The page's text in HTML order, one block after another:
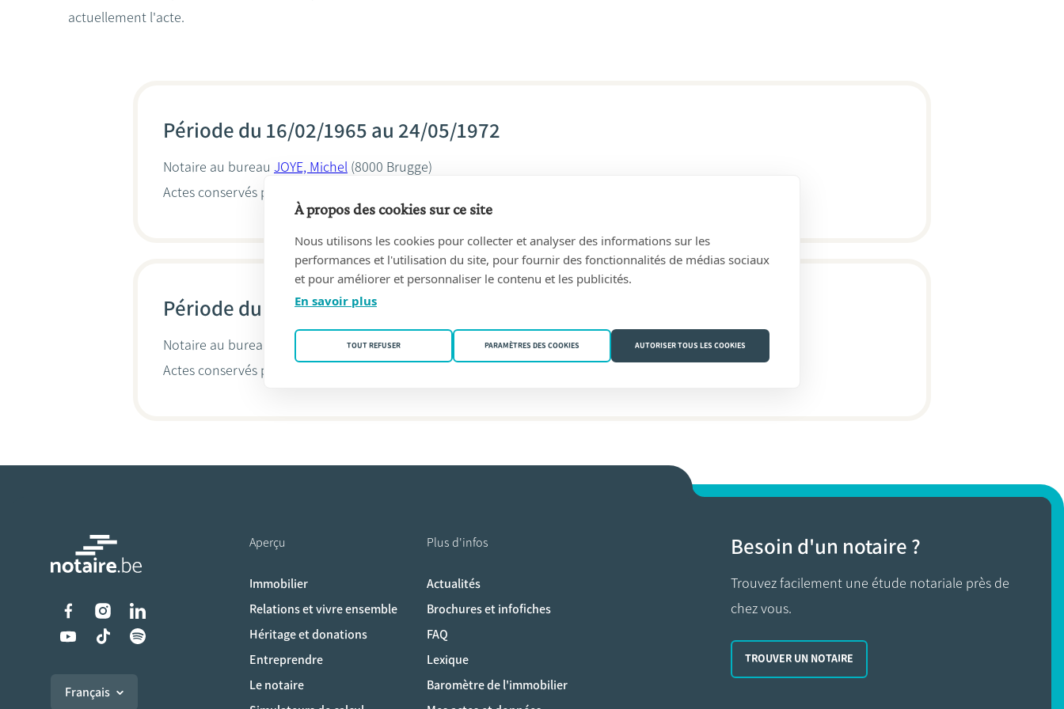
actuellement l'acte.
Période du 16/02/1965 au 24/05/1972
Notaire au bureau JOYE, Michel (8000 Brugge)
Actes conservés par
Période du 21/04/1961 au 15/02/1965
Notaire au bureau JOYE, Michel(9120 Beveren-Waas)
Actes conservés par
Liens vers les réseaux sociaux
Français
Aperçu
Immobilier
Relations et vivre ensemble
Héritage et donations
Entreprendre
Le notaire
Plus d'infos
Actualités
Brochures et infofiches
FAQ
Lexique
Baromètre de l'immobilier
Besoin d'un notaire ?
Trouvez facilement une étude notariale près de
chez vous.
TROUVER UN NOTAIRE
À propos des cookies sur ce site
Nous utilisons les cookies pour collecter et analyser des informations sur les
performances et l'utilisation du site, pour fournir des fonctionnalités de médias sociaux
et pour améliorer et personnaliser le contenu et les publicités.
En savoir plus
TOUT REFUSER PARAMÈTRES DES COOKIES AUTORISER TOUS LES COOKIES